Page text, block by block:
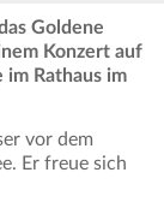
Goldene
Konzert auf
im Rathaus im
vor dem
Er freue sich